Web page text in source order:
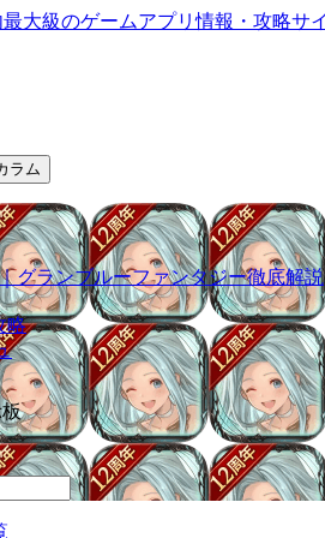
ラム
グランブルーファンタジー徹底解説
略